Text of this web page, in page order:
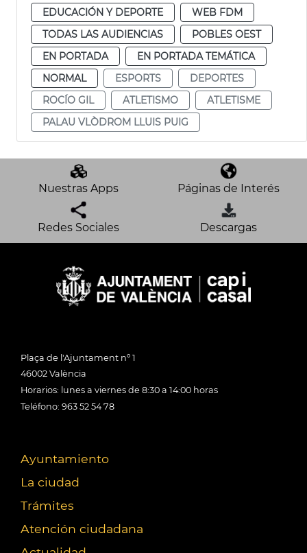
EDUCACIÓN Y DEPORTE
WEB FDM
TODAS LAS AUDIENCIAS
POBLES OEST
EN PORTADA
EN PORTADA TEMÁTICA
NORMAL
ESPORTS
DEPORTES
ROCÍO GIL
ATLETISMO
ATLETISME
PALAU VLÒDROM LLUIS PUIG
Nuestras Apps Páginas de Interés
Redes Sociales Descargas
Plaça de l'Ajuntament nº 1
46002 València
Horarios: lunes a viernes de 8:30 a 14:00 horas
Teléfono: 963 52 54 78
Ayuntamiento
La ciudad
Trámites
Atención ciudadana